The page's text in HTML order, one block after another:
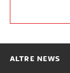
ALTRE NEWS